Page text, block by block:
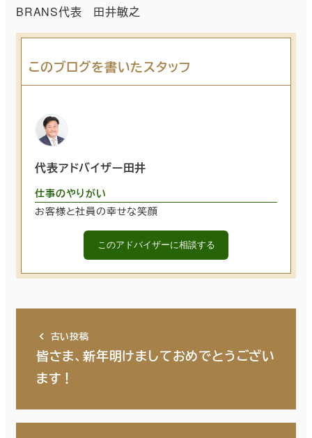
BRANS代表 田井敏之
このブログを書いたスタッフ
代表アドバイザー田井
仕事のやりがい
お客様と社員の幸せな笑顔
このアドバイザーに相談する
古い投稿
皆さま、新年明けましておめでとうござい
ます！